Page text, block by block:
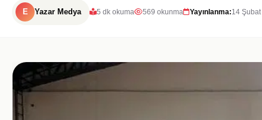
E Yazar Medya 5 dk okuma 569 okunma Yayınlanma:14